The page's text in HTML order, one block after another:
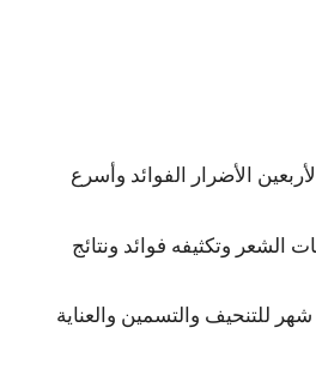
الأضرار الفوائد وأسرع
الشعر وتكثيفه فوائد ونتائج
للتنحيف والتسمين والعناية